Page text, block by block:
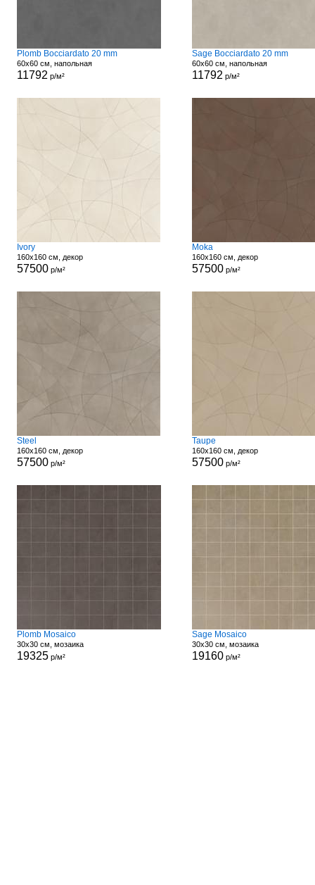
Plomb Bocciardato 20 mm
60x60 см, напольная
11792 р/м²
Sage Bocciardato 20 mm
60x60 см, напольная
11792 р/м²
Ivory
160x160 см, декор
57500 р/м²
Moka
160x160 см, декор
57500 р/м²
Steel
160x160 см, декор
57500р/м²
Taupe
160x160 см, декор
57500р/м²
Plomb Mosaico
30x30 см, мозаика
19325р/м²
Sage Mosaico
30x30 см, мозаика
19160р/м²